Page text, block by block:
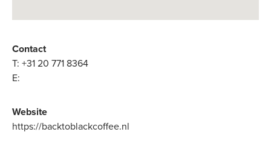
Contact
T: +31 20 771 8364
E:
Website
https://backtoblackcoffee.nl